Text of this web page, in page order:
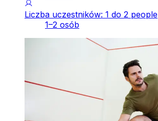
Liczba uczestników: 1 do 2 people
1–2 osób